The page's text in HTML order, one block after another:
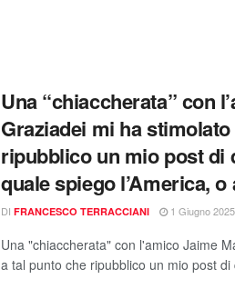
Una “chiaccherata” con
Graziadei mi ha
ripubblico un mio post di
quale spiego l’America,
DI FRANCESCO TERRACCIANI 1 Giugno 2025
Una "chiaccherata" con l'amico Jaime
a tal punto che ripubblico un mio post di